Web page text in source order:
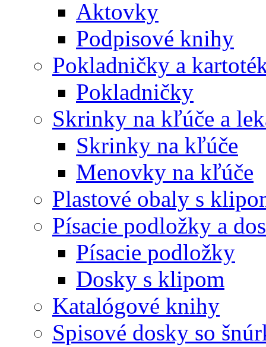
Aktovky
Podpisové knihy
Pokladničky a
Pokladničky
Skrinky na kľúče a
Skrinky na kľúče
Menovky na kľúče
Plastové obaly s
Písacie podložky a
Písacie podložky
Dosky s klipom
Katalógové knihy
Spisové dosky so